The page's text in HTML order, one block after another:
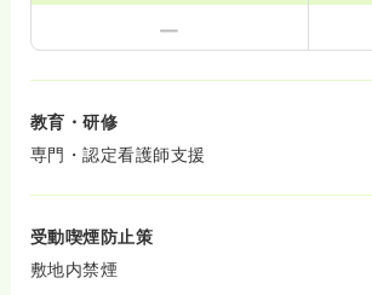
教育・研修
専門・認定看護師支援
受動喫煙防止策
敷地内禁煙